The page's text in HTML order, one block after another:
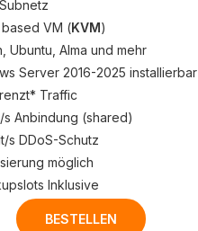
VM (KVM)
Ubuntu, Alma und mehr
Server 2016-2025 installierbar
Traffic
s Anbindung (shared)
s DDoS-Schutz
möglich
Inklusive
BESTELLEN